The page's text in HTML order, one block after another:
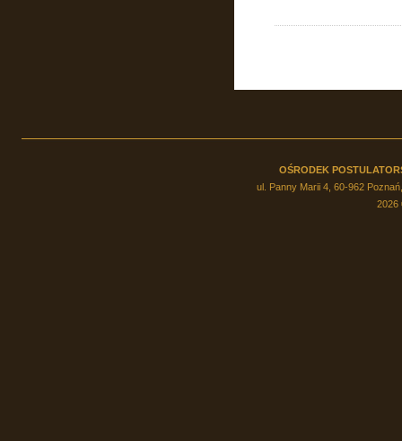
OŚRODEK
ul. Panny Marii 4, 60-962
2026